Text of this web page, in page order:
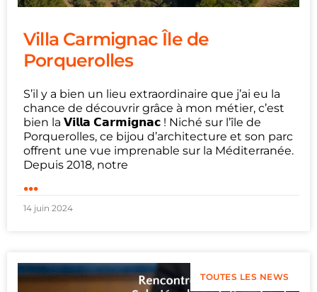
Villa Carmignac Île de
Porquerolles
S’il y a bien un lieu extraordinaire que j’ai eu la
chance de découvrir grâce à mon métier, c’est
bien la 𝗩𝗶𝗹𝗹𝗮 𝗖𝗮𝗿𝗺𝗶𝗴𝗻𝗮𝗰 ! Niché sur l’île de
Porquerolles, ce bijou d’architecture et son parc
offrent une vue imprenable sur la Méditerranée.
Depuis 2018, notre
...
14 juin 2024
TOUTES LES NEWS